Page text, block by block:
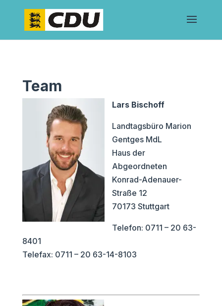
Team
Lars Bischoff
Landtagsbüro Marion
Gentges MdL
Haus der
Abgeordneten
Konrad-Adenauer-
Straße 12
70173 Stuttgart
Telefon: 0711 – 20 63-
8401
Telefax: 0711 – 20 63-14-8103